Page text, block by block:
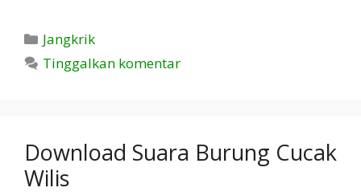
Kategori
Jangkrik
Tinggalkan komentar
Download Suara Burung Cucak
Wilis